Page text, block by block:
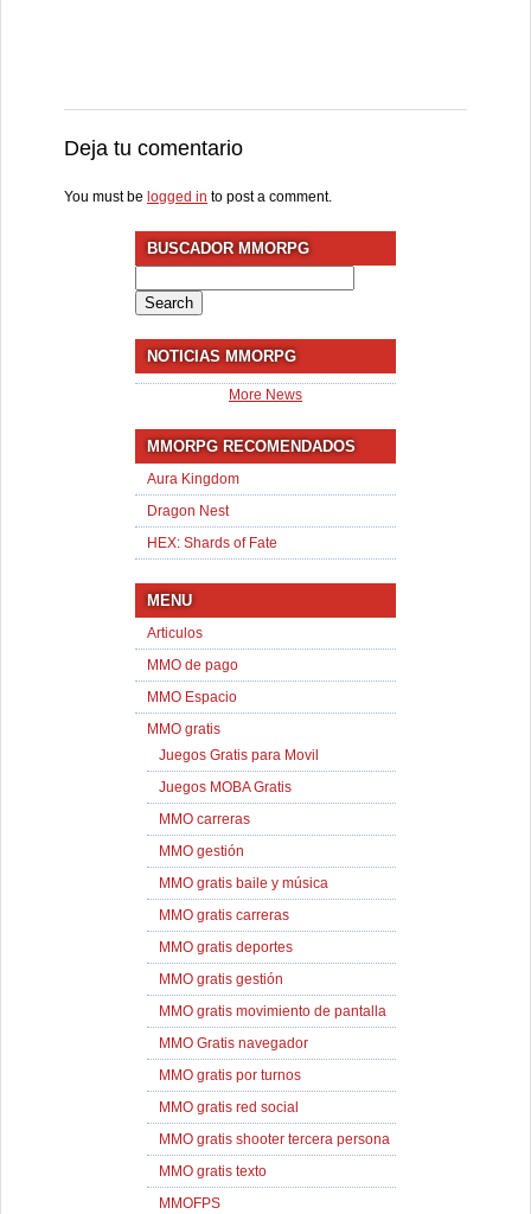
Deja tu comentario
You must be logged in to post a comment.
BUSCADOR MMORPG
for:
NOTICIAS MMORPG
More News
MMORPG RECOMENDADOS
Aura Kingdom
Dragon Nest
HEX: Shards of Fate
MENU
Articulos
MMO de pago
MMO Espacio
MMO gratis
Juegos Gratis para Movil
Juegos MOBA Gratis
MMO carreras
MMO gestión
MMO gratis baile y música
MMO gratis carreras
MMO gratis deportes
MMO gratis gestión
MMO gratis movimiento de pantalla
MMO Gratis navegador
MMO gratis por turnos
MMO gratis red social
MMO gratis shooter tercera persona
MMO gratis texto
MMOFPS